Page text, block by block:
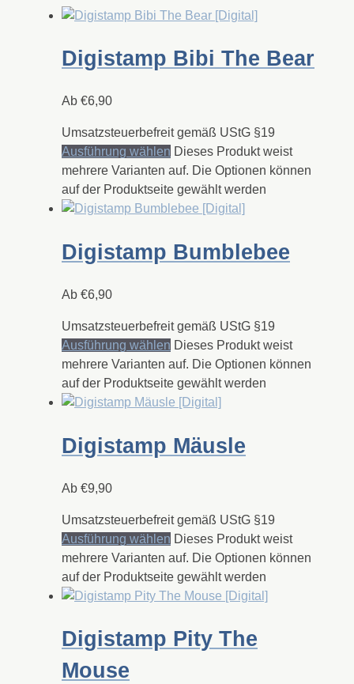
Digistamp Bibi The Bear
Ab €6,90
Umsatzsteuerbefreit gemäß UStG §19
Ausführung wählen Dieses Produkt weist
mehrere Varianten auf. Die Optionen können
auf der Produktseite gewählt werden
Digistamp Bumblebee
Ab €6,90
Umsatzsteuerbefreit gemäß UStG §19
Ausführung wählen Dieses Produkt weist
mehrere Varianten auf. Die Optionen können
auf der Produktseite gewählt werden
Digistamp Mäusle
Ab €9,90
Umsatzsteuerbefreit gemäß UStG §19
Ausführung wählen Dieses Produkt weist
mehrere Varianten auf. Die Optionen können
auf der Produktseite gewählt werden
Digistamp Pity The
Mouse